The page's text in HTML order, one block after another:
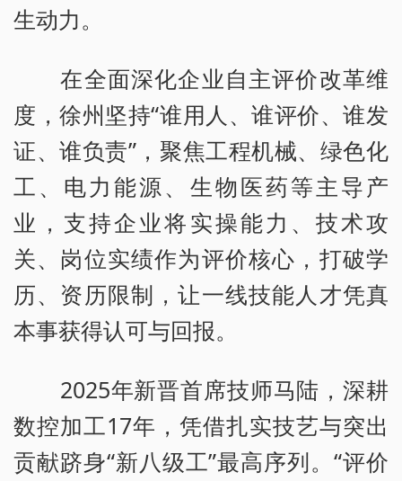
生动力。
在全面深化企业自主评价改革维
度，徐州坚持“谁用人、谁评价、谁发
证、谁负责”，聚焦工程机械、绿色化
工、电力能源、生物医药等主导产
业，支持企业将实操能力、技术攻
关、岗位实绩作为评价核心，打破学
历、资历限制，让一线技能人才凭真
本事获得认可与回报。
2025年新晋首席技师马陆，深耕
数控加工17年，凭借扎实技艺与突出
贡献跻身“新八级工”最高序列。“评价